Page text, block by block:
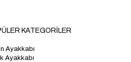
KATEGORİLER
Ayakkabı
Ayakkabı